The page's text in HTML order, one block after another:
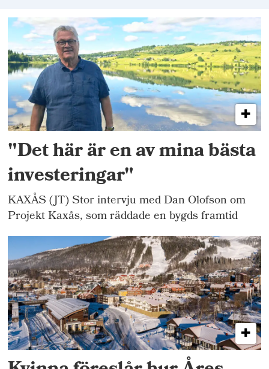
"Det här är en av mina bästa
investeringar"
KAXÅS (JT) Stor intervju med Dan Olofson om
Projekt Kaxås, som räddade en bygds framtid